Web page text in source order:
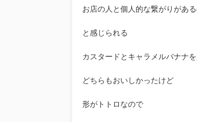
お店の人と個人的な繋がりがあ
と感じられる
カスタードとキャラメルバナナ
どちらもおいしかったけど
形がトトロなので